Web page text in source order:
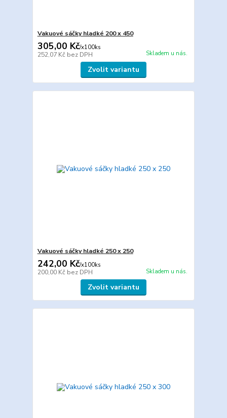
Vakuové sáčky hladké 200 x 450
305,00 Kč/x100ks
252,07 Kč bez DPH Skladem u nás.
Zvolit variantu
Vakuové sáčky hladké 250 x 250
242,00 Kč/x100ks
200,00 Kč bez DPH Skladem u nás.
Zvolit variantu